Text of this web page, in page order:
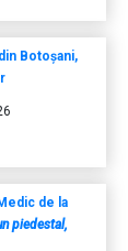
Botoșani,
de la
piedestal,